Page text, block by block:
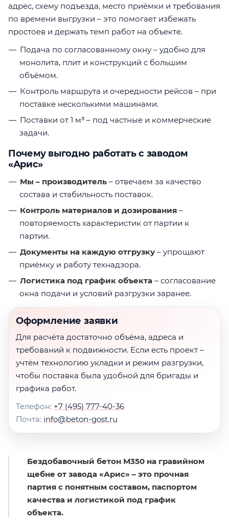
адрес, схему подъезда, место приёмки и требования
по времени выгрузки – это помогает избежать
простоев и держать темп работ на объекте.
Подача по согласованному окну – удобно для
монолита, плит и конструкций с большим
объёмом.
Контроль маршрута и очередности рейсов – при
поставке несколькими машинами.
Поставки от 1 м³ – под частные и коммерческие
задачи.
Почему выгодно работать с заводом
«Арис»
Мы – производитель – отвечаем за качество
состава и стабильность поставок.
Контроль материалов и дозирования –
повторяемость характеристик от партии к
партии.
Документы на каждую отгрузку – упрощают
приёмку и работу технадзора.
Логистика под график объекта – согласование
окна подачи и условий разгрузки заранее.
Оформление заявки
Для расчёта достаточно объёма, адреса и
требований к подвижности. Если есть проект –
учтём технологию укладки и режим разгрузки,
чтобы поставка была удобной для бригады и
графика работ.
Телефон: +7 (495) 777-40-36
Почта: info@beton-gost.ru
Бездобавочный бетон М350 на гравийном
щебне от завода «Арис» – это прочная
партия с понятным составом, паспортом
качества и логистикой под график
объекта.